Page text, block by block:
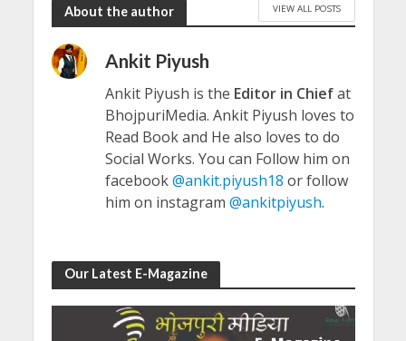
About the author VIEW ALL POSTS
Ankit Piyush
Ankit Piyush is the Editor in Chiefat
BhojpuriMedia. Ankit Piyush loves to
Read Book and He also loves to do
Social Works. You can Follow him on
facebook@ankit.piyush18 or follow
him on instagram @ankitpiyush.
Our Latest E-Magazine